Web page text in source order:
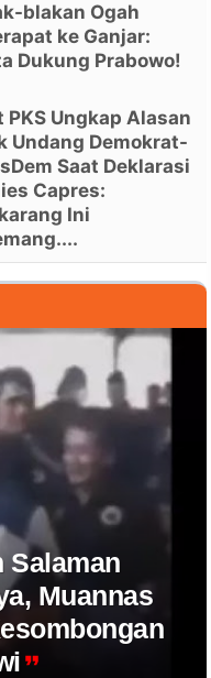
blakan Ogah
ke Ganjar:
Dukung Prabowo!
PKS Ungkap Alasan
Undang Demokrat-
Saat Deklarasi
Capres:
Ini
Salaman
Muannas